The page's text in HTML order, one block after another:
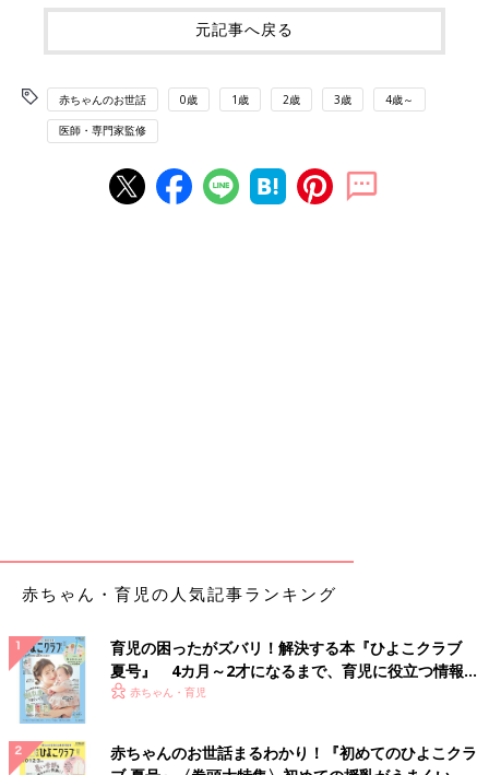
元記事へ戻る
赤ちゃんのお世話 0歳 1歳 2歳 3歳 4歳～
医師・専門家監修
赤ちゃん・育児の人気記事ランキング
育児の困ったがズバリ！解決する本『ひよこクラブ
夏号』 4カ月～2才になるまで、育児に役立つ情報が
いっぱい！
赤ちゃん・育児
赤ちゃんのお世話まるわかり！『初めてのひよこクラ